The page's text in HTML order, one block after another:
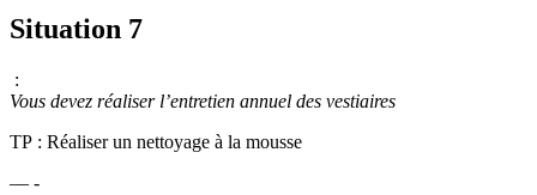
Situation 7
:
Vous devez réaliser l’entretien annuel des vestiaires
TP : Réaliser un nettoyage à la mousse
— -